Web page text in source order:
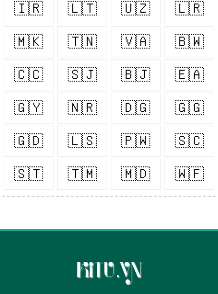
🇮🇷 🇱🇹 🇺🇿 🇱🇷
🇲🇰 🇹🇳 🇻🇦 🇧🇼
🇨🇨 🇸🇯 🇧🇯 🇪🇦
🇬🇾 🇳🇷 🇩🇬 🇬🇬
🇬🇩 🇱🇸 🇵🇼 🇸🇨
🇸🇹 🇹🇲 🇲🇩 🇼🇫